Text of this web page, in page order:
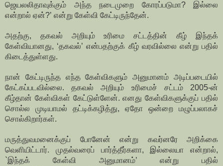
ஜெயலலிதாவுக்கும் அந்த நடைமுறை கோரப்படுமா? இல்லை
என்றால் ஏன்?’ என்று கேள்வி கேட்டிருந்தேன்.
அதற்கு, தகவல் அறியும் உரிமை சட்டத்தின் கீழ் இந்தக்
கேள்வியானது, ‘தகவல்’ என்பதற்குக் கீழ் வரவில்லை என்று பதில்
கிடைத்துள்ளது.
நான் கேட்டிருந்த எந்த கேள்விகளும் அனுமானம் அடிப்படையில்
கேட்கப்படவில்லை. தகவல் அறியும் உரிமைச் சட்டம் 2005-ன்
கீழ்தான் கேள்விகள் கேட்டுள்ளேன். எனது கேள்விகளுக்குப் பதில்
சொல்ல முடியாமல் தட்டிக்கழித்து, ஏதோ ஒன்றை மழுப்பலாகச்
சொல்கிறார்கள்.
மருத்துவமனைக்குப் போனேன் என்று கவர்னரே அறிக்கை
வெளியிட்டார். முதல்வரைப் பார்த்தீர்களா, இல்லையா என்றால்,
`இந்தக் கேள்வி அனுமானம்’ என்று பதில்